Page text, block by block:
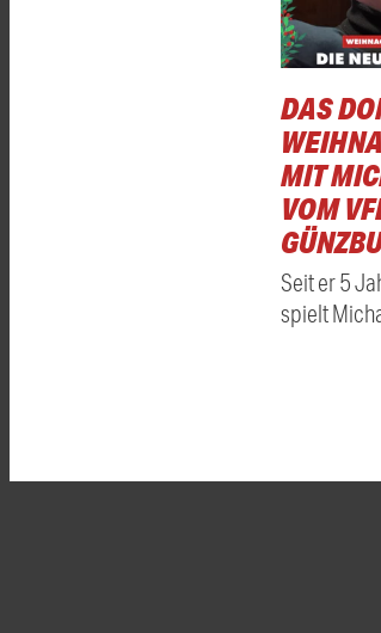
DAS
MIT
VOM
Seit er 5
spielt